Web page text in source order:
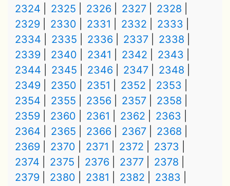
2324
2325 2326 2327
2328
2329
2330 2331 2332
2333
2334
2335 2336 2337
2338
2339
2340 2341 2342
2343
2344
2345 2346 2347
2348
2349
2350 2351 2352
2353
2354
2355 2356 2357
2358
2359
2360 2361 2362
2363
2364
2365 2366 2367
2368
2369
2370 2371 2372
2373
2374
2375 2376 2377
2378
2379
2380 2381 2382
2383